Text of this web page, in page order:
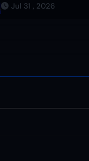
Jul 31 , 2026